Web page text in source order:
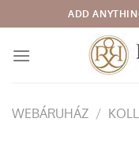
to
content
ADD
WEBÁRUHÁZ /